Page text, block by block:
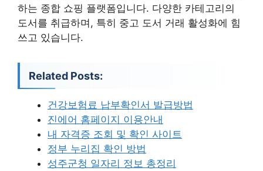
하는 종합 쇼핑 플랫폼입니다. 다양한 카테고리의
도서를 취급하며, 특히 중고 도서 거래 활성화에 힘
쓰고 있습니다.
Related Posts:
건강보험료 납부확인서 발급방법
진에어 홈페이지 이용안내
내 자격증 조회 및 확인 사이트
정부 누리집 확인 방법
성주군청 일자리 정보 총정리